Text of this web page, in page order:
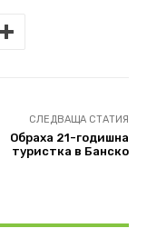
СЛЕДВАЩА СТАТИЯ
Обраха 21-годишна
туристка в Банско